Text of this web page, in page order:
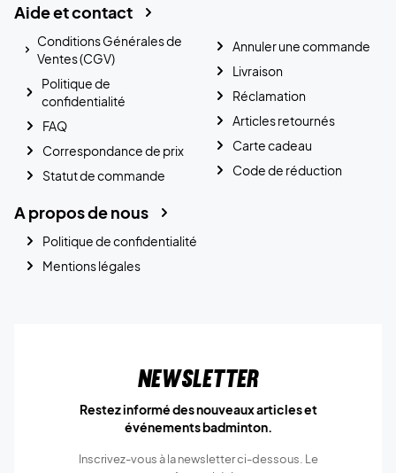
Aide et contact
Conditions Générales de
Ventes (CGV)
Politique de
confidentialité
FAQ
Correspondance de prix
Statut de commande
Annuler une commande
Livraison
Réclamation
Articles retournés
Carte cadeau
Code de réduction
A propos de nous
Politique de confidentialité
Mentions légales
Newsletter
Restez informé des nouveaux articles et
événements badminton.
Inscrivez-vous à la newsletter ci-dessous. Le